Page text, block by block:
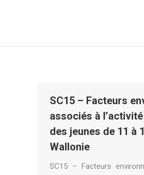
SC15 – Facteurs
associés à
des jeunes de 11 à
Wallonie
SC15 – Facteurs